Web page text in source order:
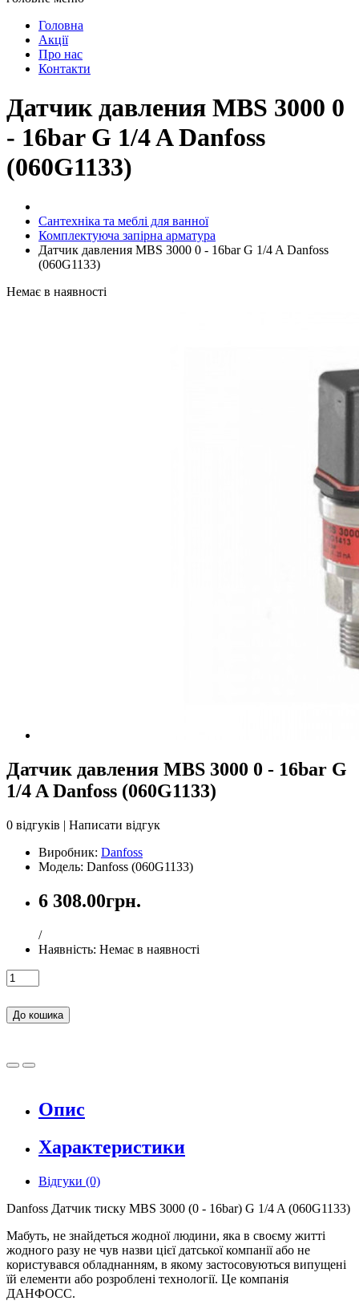
Головна
Акції
Про нас
Контакти
Датчик давления MBS 3000 0
- 16bar G 1/4 A Danfoss
(060G1133)
Сантехніка та меблі для ванної
Комплектуюча запірна арматура
Датчик давления MBS 3000 0 - 16bar G 1/4 A Danfoss
(060G1133)
Немає в наявності
Датчик давления MBS 3000 0 - 16bar G
1/4 A Danfoss (060G1133)
0 відгуків | Написати відгук
Виробник: Danfoss
Модель: Danfoss (060G1133)
6 308.00грн.
/
Наявність: Немає в наявності
До кошика
Опис
Характеристики
Відгуки (0)
Danfoss Датчик тиску MBS 3000 (0 - 16bar) G 1/4 A (060G1133)
Мабуть, не знайдеться жодної людини, яка в своєму житті
жодного разу не чув назви цієї датської компанії або не
користувався обладнанням, в якому застосовуються випущені
їй елементи або розроблені технології. Це компанія
ДАНФОСС.